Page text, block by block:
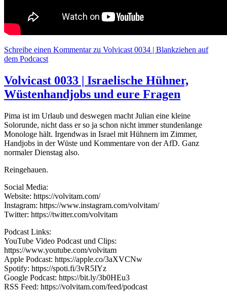
Schreibe einen Kommentarzu Volvicast 0034 | Blankziehen auf
dem Podcacst
Volvicast 0033 | Israelische Hühner,
Wüstenhandjobs und eure Fragen
Pima ist im Urlaub und deswegen macht Julian eine kleine
Solorunde, nicht dass er so ja schon nicht immer stundenlange
Monologe hält. Irgendwas in Israel mit Hühnern im Zimmer,
Handjobs in der Wüste und Kommentare von der AfD. Ganz
normaler Dienstag also.
Reingehauen.
Social Media:
Website: https://volvitam.com/
Instagram: https://www.instagram.com/volvitam/
Twitter: https://twitter.com/volvitam
Podcast Links:
YouTube Video Podcast und Clips:
https://www.youtube.com/volvitam
Apple Podcast: https://apple.co/3aXVCNw
Spotify: https://spoti.fi/3vR5IYz
Google Podcast: https://bit.ly/3b0HEu3
RSS Feed: https://volvitam.com/feed/podcast